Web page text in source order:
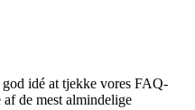
idé at tjekke vores FAQ-
de mest almindelige